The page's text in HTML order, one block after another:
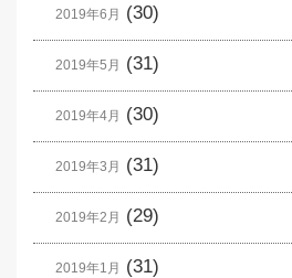
2019年6月 (30)
2019年5月 (31)
2019年4月 (30)
2019年3月 (31)
2019年2月 (29)
2019年1月 (31)